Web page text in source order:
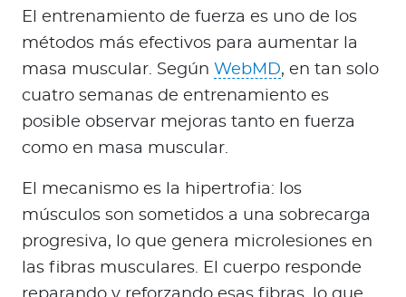
El entrenamiento de fuerza es uno de los
métodos más efectivos para aumentar la
masa muscular. Según WebMD, en tan solo
cuatro semanas de entrenamiento es
posible observar mejoras tanto en fuerza
como en masa muscular.
El mecanismo es la hipertrofia: los
músculos son sometidos a una sobrecarga
progresiva, lo que genera microlesiones en
las fibras musculares. El cuerpo responde